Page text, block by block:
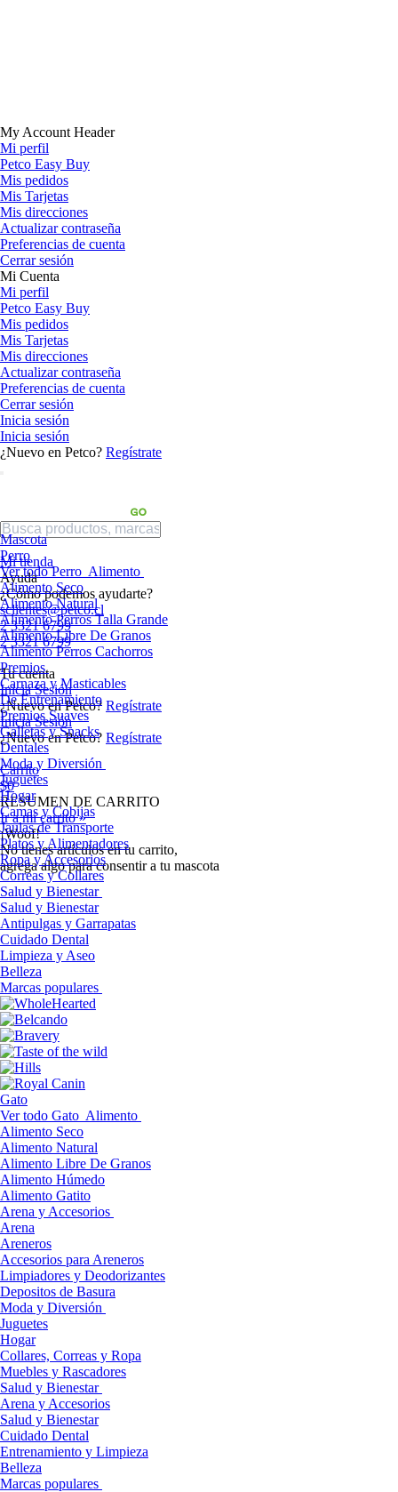
My Account Header
Mi perfil
Petco Easy Buy
Mis pedidos
Mis Tarjetas
Mis direcciones
Actualizar contraseña
Preferencias de cuenta
Cerrar sesión
Mi Cuenta
Mi perfil
Petco Easy Buy
Mis pedidos
Mis Tarjetas
Mis direcciones
Actualizar contraseña
Preferencias de cuenta
Cerrar sesión
Inicia sesión
Inicia sesión
¿Nuevo en Petco? Regístrate
Mi tienda
Ayuda
¿Cómo podemos ayudarte?
sclientes@petco.cl
2 3321 6799
2 3321 6799
Tu cuenta
Inicia Sesión
¿Nuevo en Petco? Regístrate
Inicia Sesión
¿Nuevo en Petco? Regístrate
Carrito
$0
RESUMEN DE CARRITO
Ir a mi carrito »
¡Woof!
No tíenes artículos en tu carrito,
agrega algo para consentir a tu mascota
Mascota
Perro
Ver todo Perro Alimento
Alimento Seco
Alimento Natural
Alimento Perros Talla Grande
Alimento Libre De Granos
Alimento Perros Cachorros
Premios
Carnaza y Masticables
De Entrenamiento
Premios Suaves
Galletas y Snacks
Dentales
Moda y Diversión
Juguetes
Hogar
Camas y Cobijas
Jaulas de Transporte
Platos y Alimentadores
Ropa y Accesorios
Correas y Collares
Salud y Bienestar
Salud y Bienestar
Antipulgas y Garrapatas
Cuidado Dental
Limpieza y Aseo
Belleza
Marcas populares
Gato
Ver todo Gato Alimento
Alimento Seco
Alimento Natural
Alimento Libre De Granos
Alimento Húmedo
Alimento Gatito
Arena y Accesorios
Arena
Areneros
Accesorios para Areneros
Limpiadores y Deodorizantes
Depositos de Basura
Moda y Diversión
Juguetes
Hogar
Collares, Correas y Ropa
Muebles y Rascadores
Salud y Bienestar
Arena y Accesorios
Salud y Bienestar
Cuidado Dental
Entrenamiento y Limpieza
Belleza
Marcas populares